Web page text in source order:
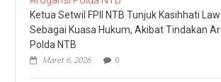
Ketua Setwil FPII NTB Tunjuk Kasihhati
Sebagai Kuasa Hukum, Akibat Tindakan
Polda NTB
Maret 6, 2026 0